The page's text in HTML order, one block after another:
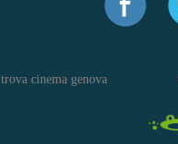
trova cinema genova